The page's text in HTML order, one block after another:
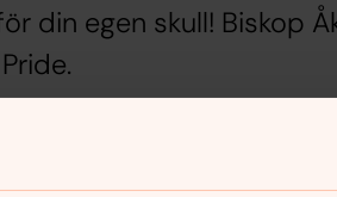
din egen skull! Biskop